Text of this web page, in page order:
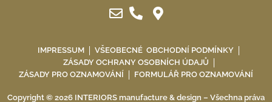
IMPRESSUM
VŠEOBECNÉ OBCHODNÍ PODMÍNKY
ZÁSADY OCHRANY OSOBNÍCH ÚDAJŮ
ZÁSADY PRO OZNAMOVÁNÍ
FORMULÁŘ PRO OZNAMOVÁNÍ
Copyright © 2026 INTERIORS manufacture & design – Všechna práva